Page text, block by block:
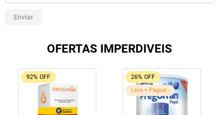
Enviar
OFERTAS IMPERDIVEIS
92% OFF 26% OFF
Leve + Pague -